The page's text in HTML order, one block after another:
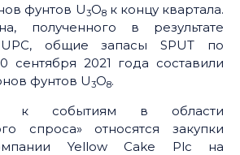
фунтов U3O8к концу квартала.
полученного в результате
UPC, общие запасы SPUT по
сентября 2021 года составили
фунтов U3O8.
к событиям в области
спроса» относятся закупки
Yellow Cake Plc на